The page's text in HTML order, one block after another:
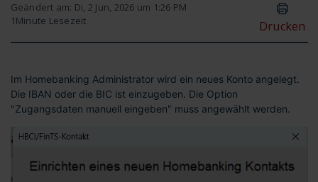
Geändert am: Di, 2 Jun, 2026 um 1:26 PM
1Minute Lesezeit Drucken
Im Homebanking Administrator wird ein neues Konto angelegt.
Die IBAN oder die BIC ist einzugeben. Die Option
"Zugangsdaten manuell eingeben" muss angewählt werden.